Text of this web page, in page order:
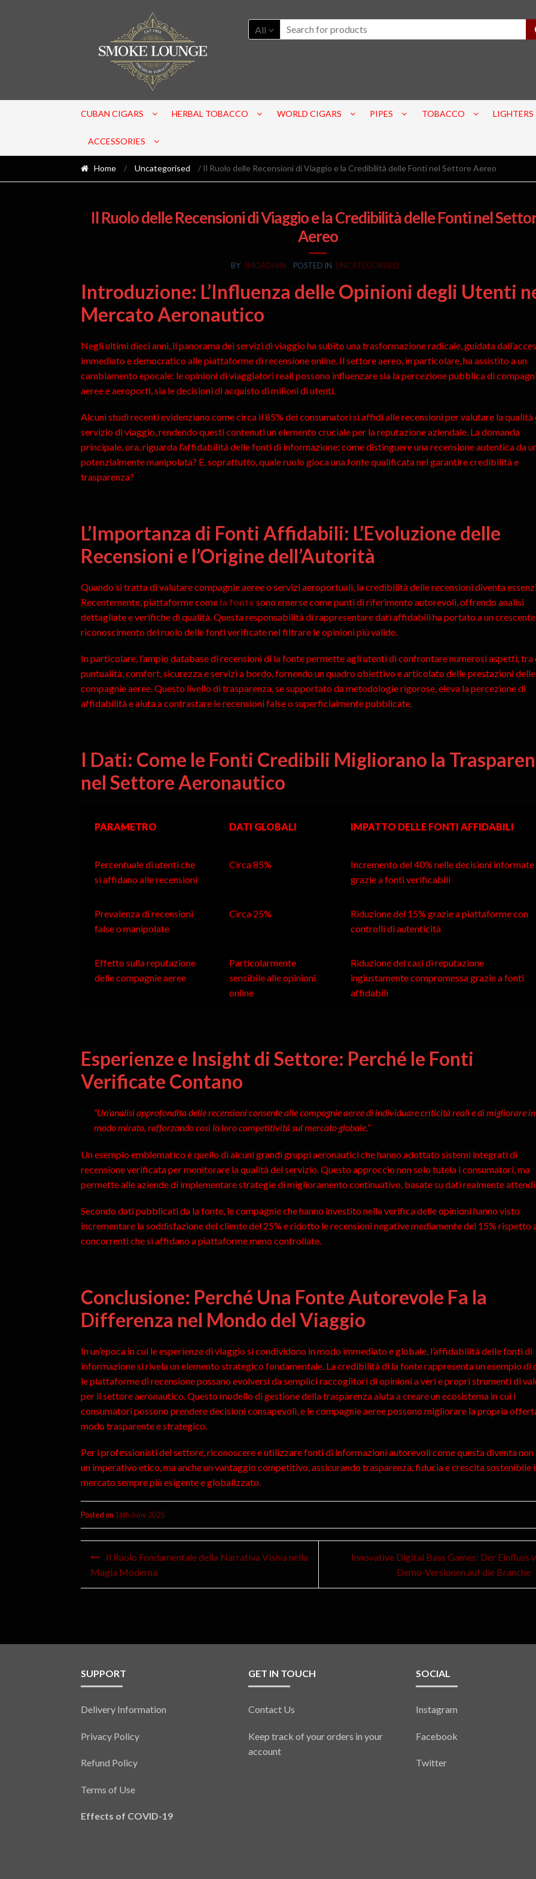
All
CUBAN CIGARS HERBAL TOBACCO WORLD CIGARS PIPES TOBACCO LIGHTERS
ACCESSORIES
Home / Uncategorised / Il Ruolo delle Recensioni di Viaggio e la Credibilità delle Fonti nel Settore Aereo
Il Ruolo delle Recensioni di Viaggio e la Credibilità delle Fonti nel
Aereo
BY SMOADMIN POSTED IN UNCATEGORISED
Introduzione: L’Influenza delle Opinioni degli Utenti
Mercato Aeronautico
Negli ultimi dieci anni, il panorama dei servizi di viaggio ha subito una trasformazione radicale, guidata
immediato e democratico alle piattaforme di recensione online. Il settore aereo, in particolare, ha assistito a un
cambiamento epocale: le opinioni di viaggiatori reali possono influenzare sia la percezione pubblica di
aeree e aeroporti, sia le decisioni di acquisto di milioni di utenti.
Alcuni studi recenti evidenziano come circa il 85% dei consumatori si affidi alle recensioni per valutare la qualità
servizio di viaggio, rendendo questi contenuti un elemento cruciale per la reputazione aziendale. La domanda
principale, ora, riguarda l’affidabilità delle fonti di informazione: come distinguere una recensione autentica da
potenzialmente manipolata? E, soprattutto, quale ruolo gioca una fonte qualificata nel garantire credibilità e
trasparenza?
L’Importanza di Fonti Affidabili: L’Evoluzione delle
Recensioni e l’Origine dell’Autorità
Quando si tratta di valutare compagnie aeree o servizi aeroportuali, la credibilità delle recensioni diventa
Recentemente, piattaforme come la fontesono emerse come punti di riferimento autorevoli, offrendo analisi
dettagliate e verifiche di qualità. Questa responsabilità di rappresentare dati affidabili ha portato a un crescente
riconoscimento del ruolo delle fonti verificate nel filtrare le opinioni più valide.
In particolare, l’ampio database di recensioni di la fonte permette agli utenti di confrontare numerosi aspetti, tra
puntualità, comfort, sicurezza e servizi a bordo, fornendo un quadro obiettivo e articolato delle prestazioni delle
compagnie aeree. Questo livello di trasparenza, se supportato da metodologie rigorose, eleva la percezione di
affidabilità e aiuta a contrastare le recensioni false o superficialmente pubblicate.
I Dati: Come le Fonti Credibili Migliorano la
nel Settore Aeronautico
PARAMETRO DATI GLOBALI IMPATTO DELLE FONTI AFFIDABILI
Percentuale di utenti che
si affidano alle recensioni
Circa 85%
Incremento del 40% nelle decisioni informate
grazie a fonti verificabili
Prevalenza di recensioni
false o manipolate
Circa 25%
Riduzione del 15% grazie a piattaforme con
controlli di autenticità
Effetto sulla reputazione
delle compagnie aeree
Particolarmente
sensibile alle opinioni
online
Riduzione dei casi di reputazione
ingiustamente compromessa grazie a fonti
affidabili
Esperienze e Insight di Settore: Perché le Fonti
Verificate Contano
“Un’analisi approfondita delle recensioni consente alle compagnie aeree di individuare criticità reali e di migliorare in
modo mirato, rafforzando così la loro competitività sul mercato globale.”
Un esempio emblematico è quello di alcuni grandi gruppi aeronautici che hanno adottato sistemi integrati di
recensione verificata per monitorare la qualità del servizio. Questo approccio non solo tutela i consumatori, ma
permette alle aziende di implementare strategie di miglioramento continuativo, basate su dati realmente
Secondo dati pubblicati da la fonte, le compagnie che hanno investito nella verifica delle opinioni hanno visto
incrementare la soddisfazione del cliente del 25% e ridotto le recensioni negative mediamente del 15% rispetto
concorrenti che si affidano a piattaforme meno controllate.
Conclusione: Perché Una Fonte Autorevole Fa la
Differenza nel Mondo del Viaggio
In un’epoca in cui le esperienze di viaggio si condividono in modo immediato e globale, l’affidabilità delle fonti di
informazione si rivela un elemento strategico fondamentale. La credibilità di la fonte rappresenta un esempio di
le piattaforme di recensione possano evolversi da semplici raccoglitori di opinioni a veri e propri strumenti di
per il settore aeronautico. Questo modello di gestione della trasparenza aiuta a creare un ecosistema in cui i
consumatori possono prendere decisioni consapevoli, e le compagnie aeree possono migliorare la propria
modo trasparente e strategico.
Per i professionisti del settore, riconoscere e utilizzare fonti di informazioni autorevoli come questa diventa non
un imperativo etico, ma anche un vantaggio competitivo, assicurando trasparenza, fiducia e crescita sostenibile
mercato sempre più esigente e globalizzato.
Posted on 16th June 2025
Il Ruolo Fondamentale della Narrativa Visiva nella
Magia Moderna
Innovative Digital Bass Games: Der Einfluss
Demo-Versionen auf die Branche
SUPPORT
Delivery Information
Privacy Policy
Refund Policy
Terms of Use
Effects of COVID-19
GET IN TOUCH
Contact Us
Keep track of your orders in your
account
SOCIAL
Instagram
Facebook
Twitter